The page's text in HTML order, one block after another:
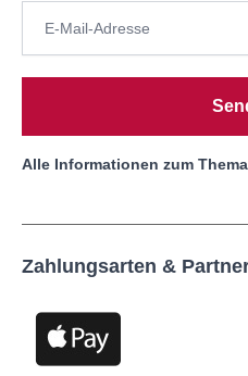
Alle Informationen zum Thema
Zahlungsarten &